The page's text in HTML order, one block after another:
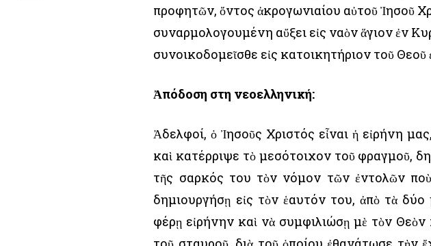
προφητῶν, ὄντος ἀκρογωνιαίου αὐτοῦ Ἰησοῦ
συναρμολογουμένη αὔξει εἰς ναὸν ἅγιον ἐν
συνοικοδομεῖσθε εἰς κατοικητήριον τοῦ
Ἀπόδοση στη νεοελληνική:
Ἀδελφοί, ὁ Ἰησοῦς Χριστός εἶναι ἡ εἰρήνη
καὶ κατέρριψε τὸ μεσότοιχον τοῦ φραγμοῦ,
τῆς σαρκός του τὸν νόμον τῶν ἐντολῶν ποὺ
δημιουργήσῃ εἰς τὸν ἑαυτόν του, ἀπὸ τὰ
φέρῃ εἰρήνην καὶ νὰ συμφιλιώσῃ μὲ τὸν